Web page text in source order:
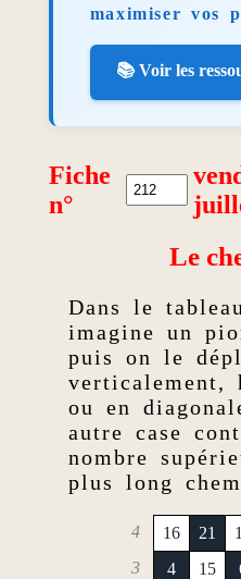
maximiser vos
📚 Voir les
Fiche
n°
Le
Dans le
imagine un
puis on le
verticalement,
ou en
autre case
nombre
plus long
4 16 21
3
4 15